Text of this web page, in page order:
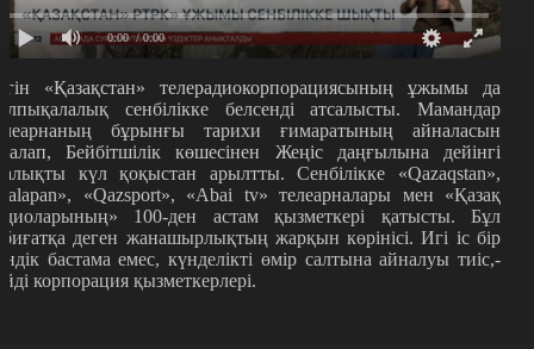
0:00 / 0:00
«Қазақстан» телерадиокорпорациясының ұжымы да
сенбілікке белсенді атсалысты. Мамандар
бұрынғы тарихи ғимаратының айналасын
Бейбітшілік көшесінен Жеңіс даңғылына дейінгі
күл қоқыстан арылтты. Сенбілікке «Qazaqstan»,
«Qazsport», «Abai tv» телеарналары мен «Қазақ
100-ден астам қызметкері қатысты. Бұл
деген жанашырлықтың жарқын көрінісі. Игі іс бір
бастама емес, күнделікті өмір салтына айналуы тиіс,-
корпорация қызметкерлері.